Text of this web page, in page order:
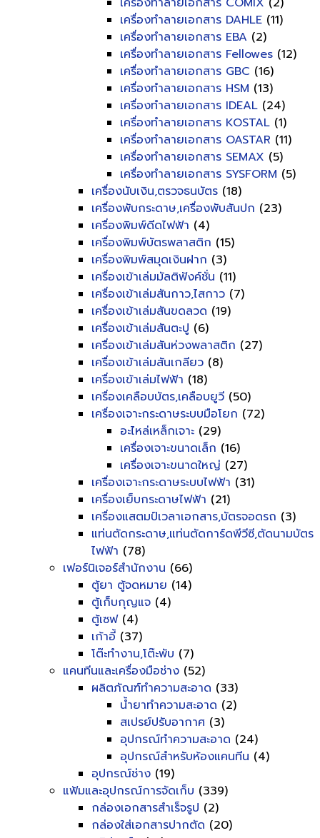
เครื่องทำลายเอกสาร DAHLE (11)
เครื่องทำลายเอกสาร EBA (2)
เครื่องทำลายเอกสาร Fellowes (12)
เครื่องทำลายเอกสาร GBC (16)
เครื่องทำลายเอกสาร HSM (13)
เครื่องทำลายเอกสาร IDEAL (24)
เครื่องทำลายเอกสาร KOSTAL (1)
เครื่องทำลายเอกสาร OASTAR (11)
เครื่องทำลายเอกสาร SEMAX (5)
เครื่องทำลายเอกสาร SYSFORM (5)
เครื่องนับเงิน,ตรวจธนบัตร (18)
เครื่องพับกระดาษ,เครื่องพับสันปก (23)
เครื่องพิมพ์ดีดไฟฟ้า (4)
เครื่องพิมพ์บัตรพลาสติก (15)
เครื่องพิมพ์สมุดเงินฝาก (3)
เครื่องเข้าเล่มมัลติฟังค์ชั่น (11)
เครื่องเข้าเล่มสันกาว,ไสกาว (7)
เครื่องเข้าเล่มสันขดลวด (19)
เครื่องเข้าเล่มสันตะปู (6)
เครื่องเข้าเล่มสันห่วงพลาสติก (27)
เครื่องเข้าเล่มสันเกลียว (8)
เครื่องเข้าเล่มไฟฟ้า (18)
เครื่องเคลือบบัตร,เคลือบยูวี (50)
เครื่องเจาะกระดาษระบบมือโยก (72)
อะไหล่เหล็กเจาะ (29)
เครื่องเจาะขนาดเล็ก (16)
เครื่องเจาะขนาดใหญ่ (27)
เครื่องเจาะกระดาษระบบไฟฟ้า (31)
เครื่องเย็บกระดาษไฟฟ้า (21)
เครื่องแสตมป์เวลาเอกสาร,บัตรจอดรถ (3)
แท่นตัดกระดาษ,แท่นตัดการ์ดพีวีซี,ตัดนามบัตร
ไฟฟ้า (78)
เฟอร์นิเจอร์สำนักงาน (66)
ตู้ยา ตู้จดหมาย (14)
ตู้เก็บกุญแจ (4)
ตู้เซฟ(4)
เก้าอี้ (37)
โต๊ะทำงาน,โต๊ะพับ (7)
แคนทีนและเครื่องมือช่าง (52)
ผลิตภัณฑ์ทำความสะอาด (33)
น้ำยาทำความสะอาด (2)
สเปรย์ปรับอากาศ (3)
อุปกรณ์ทำความสะอาด (24)
อุปกรณ์สำหรับห้องแคนทีน (4)
อุปกรณ์ช่าง (19)
แฟ้มและอุปกรณ์การจัดเก็บ (339)
กล่องเอกสารสำเร็จรูป (2)
กล่องใส่เอกสารปากตัด (20)